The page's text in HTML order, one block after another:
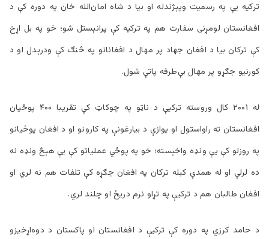
ترکيه يې په رسميت وپېژندله او بيا د شاه امان‌الله خان په دوره کې د
افغانستان لومړنی سفارت هم په ترکيه کې پرانېستل شو؛ خو په بل اړخ
کې ترکان بيا د افغان جهاد پر مهال د افغانانو په څنګ کې ودرېدل او د
کورنيو جګړو پر مهال بې‌طرفه پاتې شول.
له ۲۰۰۱ کال وروسته ترکيې د ناټو په چوکاټ کې تقريبا ۴۰۰ پوځيان
افغانستان ته راواستول او يوازې د بيارغونې په کارونو او د افغان پوځيانو
په روزلو کې يې ونډه واخېسته؛ خو په پوځي عملياتو کې يې هېڅ ونډه نه
ده لرلې او له همدې کبله ترکان په افغان جګړه کې تلفات هم نه لري او
افغان طالبان هم د ترکيې په تړاو نرم دریځ او چلند لري.
د حامد کرزي په دوره کې ترکيې د افغانستان او پاکستان د دوه‌اړخيزو